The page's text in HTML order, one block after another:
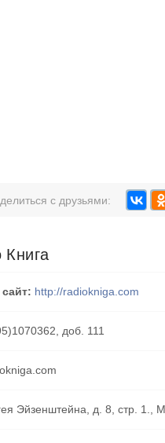
с друзьями:
Книга
http://radiokniga.com
доб. 111
Эйзенштейна, д. 8, стр. 1.,